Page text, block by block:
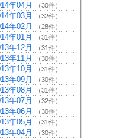
年04月 （30件）
年03月 （32件）
年02月 （28件）
年01月 （31件）
年12月 （31件）
年11月 （30件）
年10月 （31件）
年09月 （30件）
年08月 （31件）
年07月 （32件）
年06月 （30件）
年05月 （31件）
年04月 （30件）